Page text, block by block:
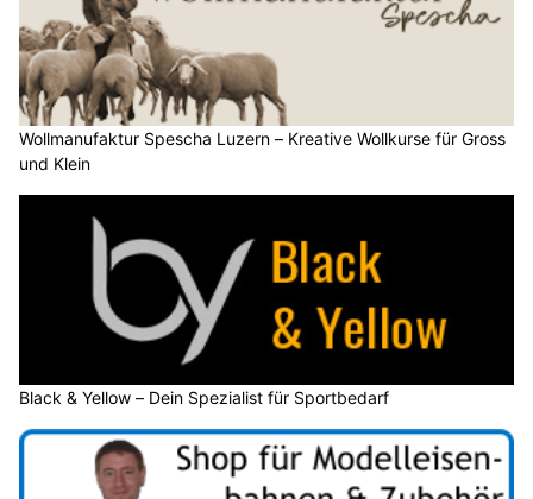
Wollmanufaktur Spescha Luzern – Kreative Wollkurse für Gross
und Klein
Black & Yellow – Dein Spezialist für Sportbedarf